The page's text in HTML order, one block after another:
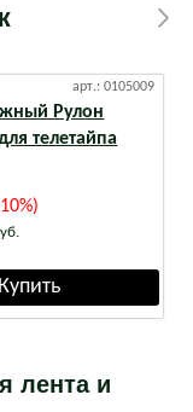
арт.: 0105009
Рулон
телетайпа
лента и